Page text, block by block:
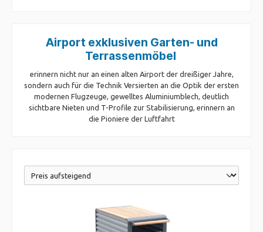
Airport exklusiven Garten- und
Terrassenmöbel
erinnern nicht nur an einen alten Airport der dreißiger Jahre,
sondern auch für die Technik Versierten an die Optik der ersten
modernen Flugzeuge, gewelltes Aluminiumblech, deutlich
sichtbare Nieten und T-Profile zur Stabilisierung, erinnern an
die Pioniere der Luftfahrt